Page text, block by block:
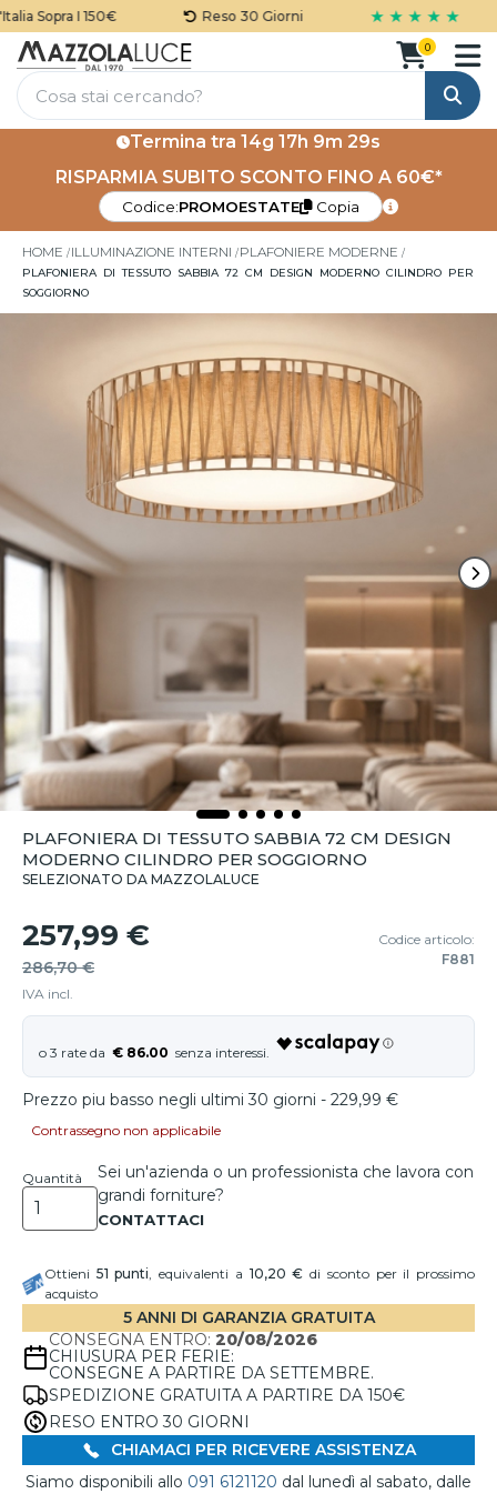
Sopra I 150€ Reso 30 Giorni ★ ★ ★ ★ ★
Cerca
0
Termina tra 14g 17h 9m 29s
RISPARMIA SUBITO SCONTO FINO A 60€*
Codice:PROMOESTATE Copia
HOME ILLUMINAZIONE INTERNI PLAFONIERE MODERNE
PLAFONIERA DI TESSUTO SABBIA 72 CM DESIGN MODERNO CILINDRO PER
SOGGIORNO
PLAFONIERA DI TESSUTO SABBIA 72 CM DESIGN
MODERNO CILINDRO PER SOGGIORNO
SELEZIONATO DA MAZZOLALUCE
257,99 €
286,70 €
IVA incl.
Codice articolo:
F881
€ 86.00
Prezzo piu basso negli ultimi 30 giorni - 229,99 €
Contrassegno non applicabile
Quantità
Sei un'azienda o un professionista che lavora con
grandi forniture?
Ottieni 51 punti, equivalenti a 10,20 € di sconto per il prossimo
acquisto
5 ANNI DI GARANZIA GRATUITA
CONSEGNA ENTRO: 20/08/2026
CHIUSURA PER FERIE:
CONSEGNE A PARTIRE DA SETTEMBRE.
SPEDIZIONE GRATUITA A PARTIRE DA 150€
RESO ENTRO 30 GIORNI
CHIAMACI PER RICEVERE ASSISTENZA
Siamo disponibili allo 091 6121120 dal lunedì al sabato, dalle